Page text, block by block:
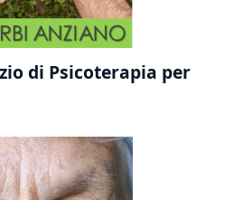
di Psicoterapia per